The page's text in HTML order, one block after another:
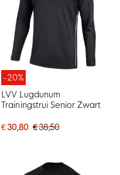
-20%
LVV Lugdunum
Trainingstrui Senior Zwart
€ 30,80 € 38,50